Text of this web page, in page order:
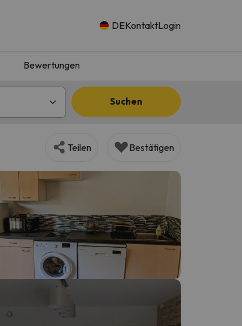
DEKontaktLogin
Bewertungen
Suchen
Teilen Bestätigen